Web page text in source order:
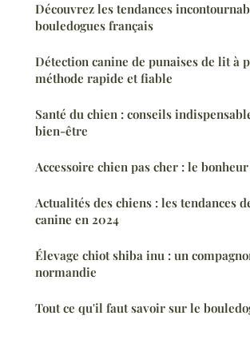
Découvrez les tendances
bouledogues français
Détection canine de punaises de lit à
méthode rapide et fiable
Santé du chien : conseils
bien-être
Accessoire chien pas cher : le
Actualités des chiens : les tendances
canine en 2024
Élevage chiot shiba inu : un
normandie
Tout ce qu'il faut savoir sur le